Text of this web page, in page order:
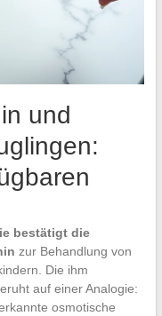
und
bestätigt die
zur Behandlung von
Die ihm
auf einer Analogie:
osmotische